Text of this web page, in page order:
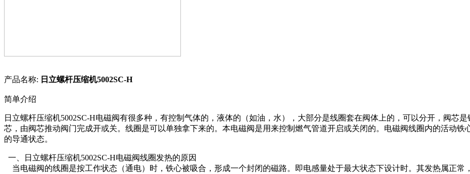
产品名称: 日立螺杆压缩机5002SC-H
简单介绍
日立螺杆压缩机5002SC-H电磁阀有很多种，有控制气体的，液体的（如油，水），大部分是线圈套在阀体上的，可以分开，阀芯
芯，由阀芯推动阀门完成开或关。线圈是可以单独拿下来的。本电磁阀是用来控制燃气管道开启或关闭的。电磁阀线圈内的活动
的导通状态。
一、 日立螺杆压缩机5002SC-H电磁阀线圈发热的原因
当电磁阀的线圈是按工作状态（通电）时，铁心被吸合，形成一个封闭的磁路。即电感量处于最大状态下设计时。其发热属正